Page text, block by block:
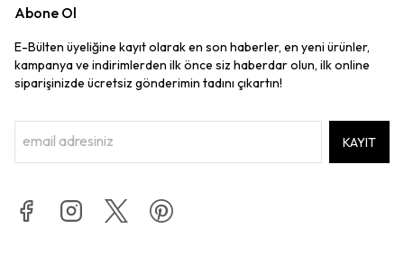
Abone Ol
E-Bülten üyeliğine kayıt olarak en son haberler, en yeni ürünler,
kampanya ve indirimlerden ilk önce siz haberdar olun, ilk online
siparişinizde ücretsiz gönderimin tadını çıkartın!
KAYIT